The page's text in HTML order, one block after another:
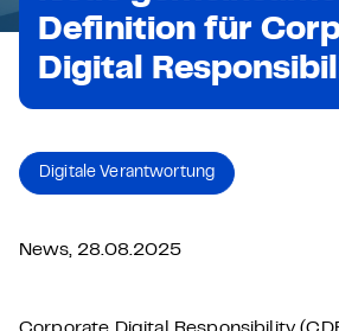
Definition für
Digital
Digitale Verantwortung
News, 28.08.2025